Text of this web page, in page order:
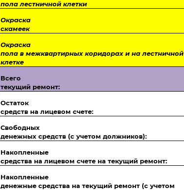
пола лестничной клетки
Окраска
скамеек
Окраска
пола в межквартирных коридорах и на лестничной
клетке
Всего
текущий ремонт:
Остаток
средств на лицевом счете:
Свободных
денежных средств (с учетом должников):
Накопленные
средства на лицевом счете на текущий ремонт:
Накопленные
денежные средства на текущий ремонт (с учетом